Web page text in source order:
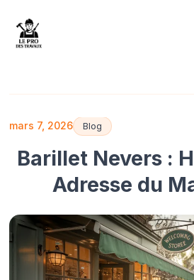
mars 7, 2026 Blog
Barillet Nevers :
Adresse du